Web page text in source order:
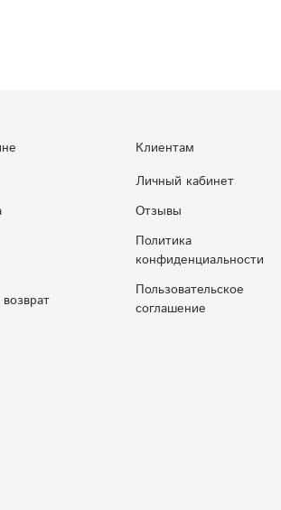
Клиентам
Личный кабинет
Отзывы
Политика
конфиденциальности
Пользовательское
соглашение